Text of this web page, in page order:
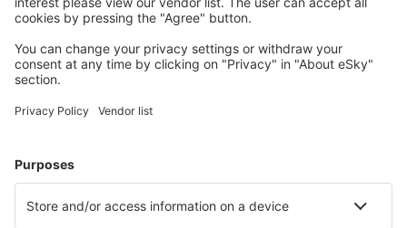
Tervezze meg az utazást
Repülőjegy
Szállás
Repülő+Hotel